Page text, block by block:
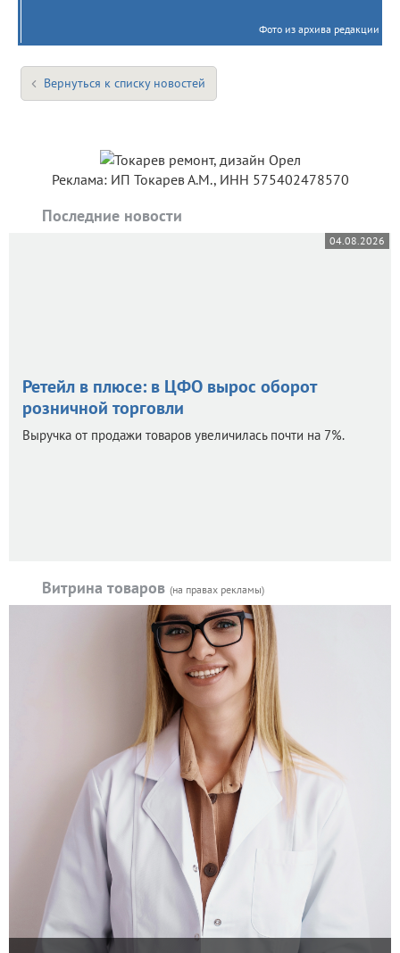
Фото из архива редакции
Вернуться к списку новостей
Реклама: ИП Токарев А.М., ИНН 575402478570
Последние новости
04.08.2026
Ретейл в плюсе: в ЦФО вырос оборот
розничной торговли
Выручка от продажи товаров увеличилась почти на 7%.
Витрина товаров (на правах рекламы)